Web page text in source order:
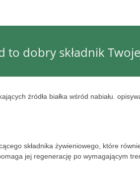
to dobry składnik
źródła białka wśród nabiału.
składnika żywieniowego, które
jej regenerację po wymagającym